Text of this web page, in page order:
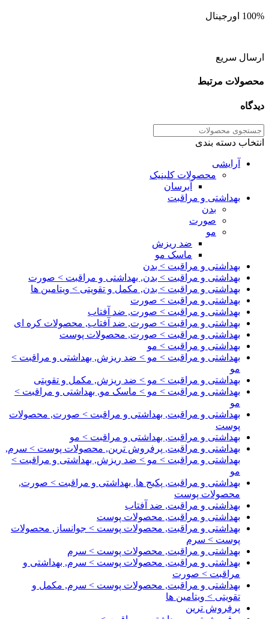
100% اورجینال
ارسال سریع
محصولات مرتبط
دیدگاه
انتخاب دسته بندی
آرایشی
محصولات کلینیک
آبرسان
بهداشتی و مراقبت
بدن
صورت
مو
ضد ریزش
ماسک مو
بهداشتی و مراقبت > بدن
بهداشتی و مراقبت > بدن, بهداشتی و مراقبت > صورت
بهداشتی و مراقبت > بدن, مکمل و تقویتی > ویتامین ها
بهداشتی و مراقبت > صورت
بهداشتی و مراقبت > صورت, ضد آفتاب
بهداشتی و مراقبت > صورت, ضد آفتاب, محصولات کره ای
بهداشتی و مراقبت > صورت, محصولات پوست
بهداشتی و مراقبت > مو
بهداشتی و مراقبت > مو > ضد ریزش, بهداشتی و مراقبت >
مو
بهداشتی و مراقبت > مو > ضد ریزش, مکمل و تقویتی
بهداشتی و مراقبت > مو > ماسک مو, بهداشتی و مراقبت >
مو
بهداشتی و مراقبت, بهداشتی و مراقبت > صورت, محصولات
پوست
بهداشتی و مراقبت, بهداشتی و مراقبت > مو
بهداشتی و مراقبت, پرفروش ترین, محصولات پوست > سرم,
بهداشتی و مراقبت > مو > ضد ریزش, بهداشتی و مراقبت >
مو
بهداشتی و مراقبت, پکیج ها, بهداشتی و مراقبت > صورت,
محصولات پوست
بهداشتی و مراقبت, ضد آفتاب
بهداشتی و مراقبت, محصولات پوست
بهداشتی و مراقبت, محصولات پوست > جوانساز, محصولات
پوست > سرم
بهداشتی و مراقبت, محصولات پوست > سرم
بهداشتی و مراقبت, محصولات پوست > سرم, بهداشتی و
مراقبت > صورت
بهداشتی و مراقبت, محصولات پوست > سرم, مکمل و
تقویتی > ویتامین ها
پرفروش ترین